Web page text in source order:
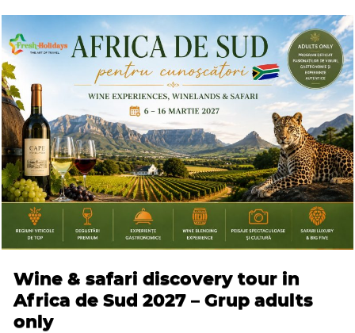
Wine & safari discovery tour in
Africa de Sud 2027 – Grup adults
only